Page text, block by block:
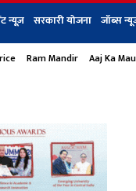
न्यूज़ सरकारी योजना जॉब्स
Ram Mandir Aaj Ka